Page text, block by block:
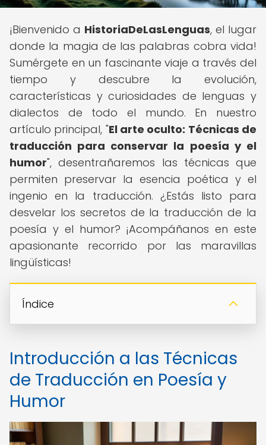
¡Bienvenido a HistoriaDeLasLenguas, el lugar
donde la magia de las palabras cobra vida!
Sumérgete en un fascinante viaje a través del
tiempo y descubre la evolución,
características y curiosidades de lenguas y
dialectos de todo el mundo. En nuestro
artículo principal, "El arte oculto: Técnicas de
traducción para conservar la poesía y el
humor", desentrañaremos las técnicas que
permiten preservar la esencia poética y el
ingenio en la traducción. ¿Estás listo para
desvelar los secretos de la traducción de la
poesía y el humor? ¡Acompáñanos en este
apasionante recorrido por las maravillas
lingüísticas!
Índice
Introducción a las Técnicas
de Traducción en Poesía y
Humor